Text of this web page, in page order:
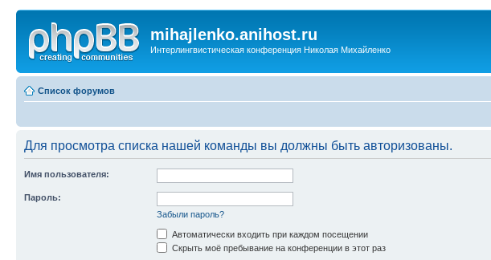
mihajlenko.anihost.ru
Интерлингвистическая конференция Николая Михайленко
Список форумов
Для просмотра списка нашей команды вы должны быть авторизованы.
Имя пользователя:
Пароль:
Забыли пароль?
Автоматически входить при каждом посещении
Скрыть моё пребывание на конференции в этот раз